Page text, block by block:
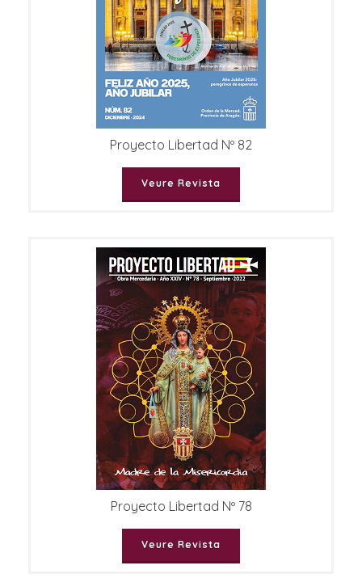
Proyecto Libertad Nº 82
Veure Revista
Proyecto Libertad Nº 78
Veure Revista